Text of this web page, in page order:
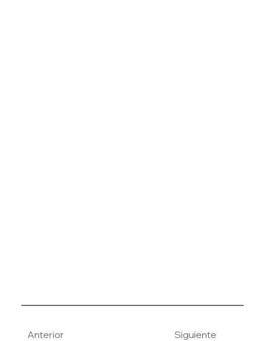
Anterior Siguiente